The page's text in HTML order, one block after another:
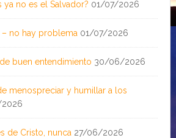
ya no es el Salvador? 01/07/2026
no hay problema 01/07/2026
buen entendimiento 30/06/2026
menospreciar y humillar a los
de Cristo, nunca 27/06/2026